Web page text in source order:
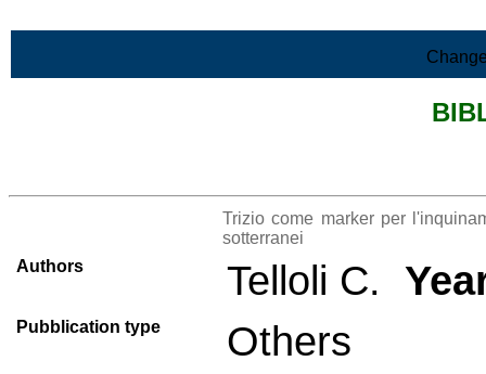
Trizio come marker per
sotterranei
Authors
Telloli C.
Pubblication type Others